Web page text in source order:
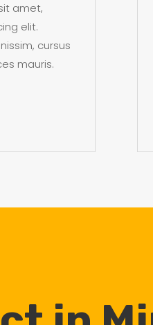
amet,
elit.
cursus
mauris.